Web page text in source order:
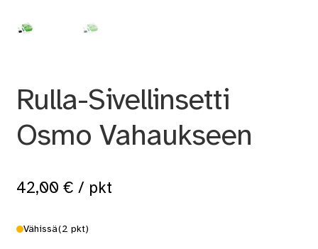
Rulla-Sivellinsetti
Osmo Vahaukseen
42,00 € / pkt
Vähissä(2 pkt)